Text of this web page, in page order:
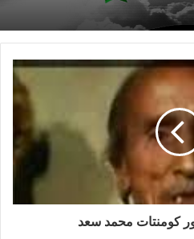
كومنتات محمد سعد